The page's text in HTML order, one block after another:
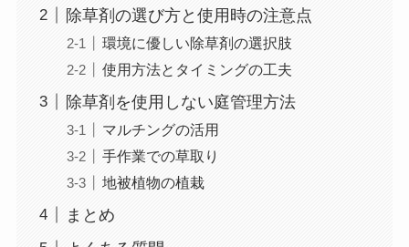
除草剤の選び方と使用時の注意点
環境に優しい除草剤の選択肢
使用方法とタイミングの工夫
除草剤を使用しない庭管理方法
マルチングの活用
手作業での草取り
地被植物の植栽
まとめ